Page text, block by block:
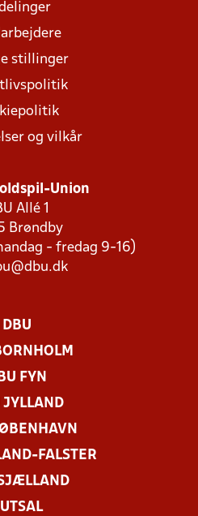
stillinger
og vilkår
Union
Allé 1
Brøndby
- fredag 9-16)
DBU
FYN
JYLLAND
FALSTER